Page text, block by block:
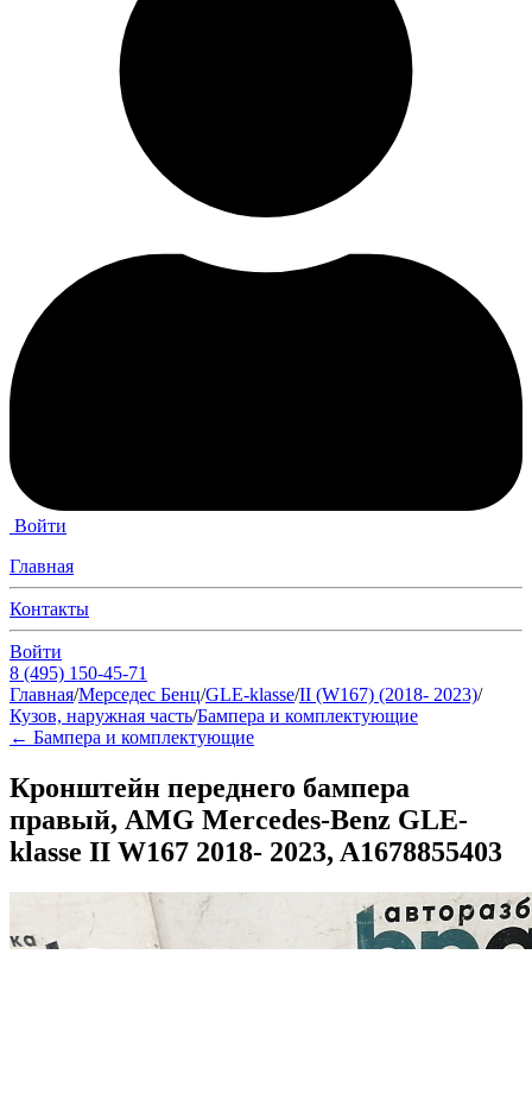
Войти
Главная
Контакты
Войти
8 (495) 150-45-71
Главная/Мерседес Бенц/GLE-klasse/II (W167) (2018- 2023)/
Кузов, наружная часть/Бампера и комплектующие
← Бампера и комплектующие
Кронштейн переднего бампера
правый, AMG Mercedes-Benz GLE-
klasse II W167 2018- 2023, A1678855403